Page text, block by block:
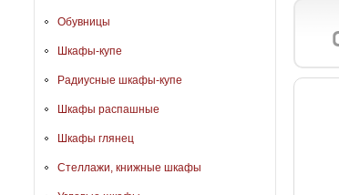
Обувницы
Шкафы-купе
Радиусные шкафы-купе
Шкафы распашные
Шкафы глянец
Стеллажи, книжные шкафы